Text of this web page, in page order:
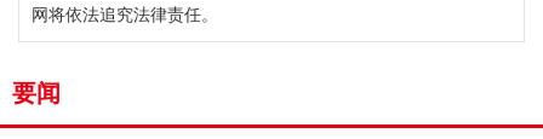
网将依法追究法律责任。
要闻